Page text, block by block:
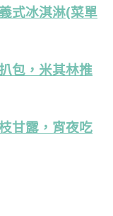
式冰淇淋(菜單
包，米其林推
甘露，宵夜吃